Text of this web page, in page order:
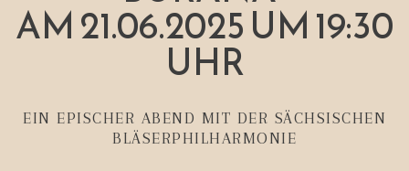
AM 21.06.2025 UM 19:30
UHR
EIN EPISCHER ABEND MIT DER SÄCHSISCHEN
BLÄSERPHILHARMONIE